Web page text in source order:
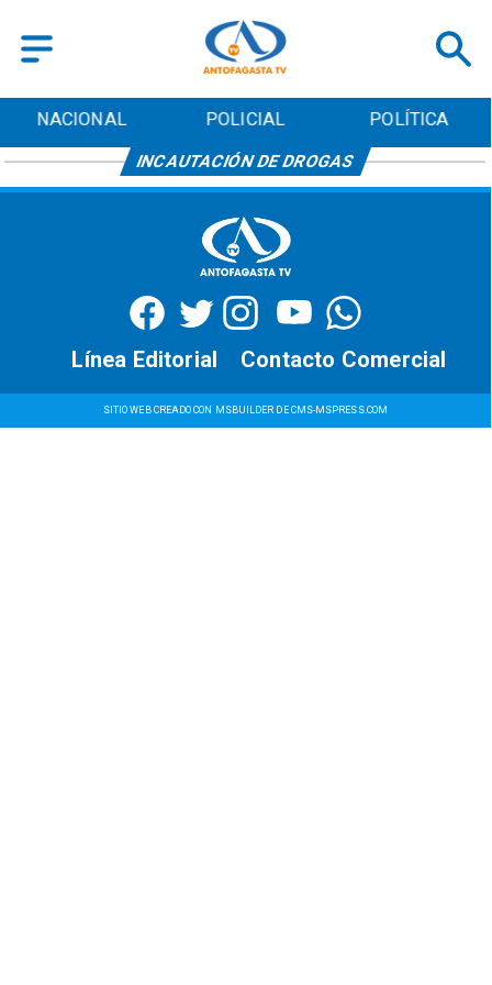
NACIONAL POLICIAL POLÍTICA
INCAUTACIÓN DE DROGAS
SITIO WEB CREADO CON MSBUILDER DE CMS-MSPRESS.COM
Contacto Comercial
Línea Editorial